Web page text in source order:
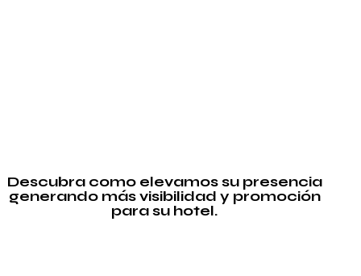
Descubra como elevamos su presencia
generando más visibilidad y promoción
para su hotel.